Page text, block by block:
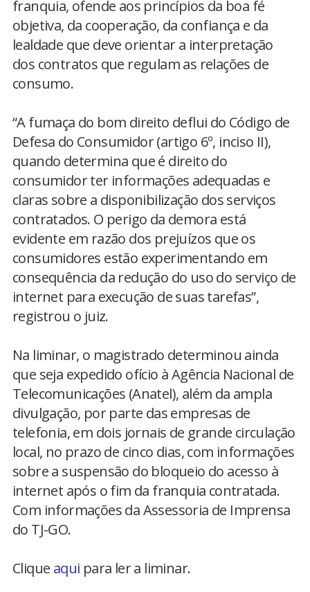
franquia, ofende aos princípios da boa fé
objetiva, da cooperação, da confiança e da
lealdade que deve orientar a interpretação
dos contratos que regulam as relações de
consumo.
“A fumaça do bom direito deflui do Código de
Defesa do Consumidor (artigo 6º, inciso II),
quando determina que é direito do
consumidor ter informações adequadas e
claras sobre a disponibilização dos serviços
contratados. O perigo da demora está
evidente em razão dos prejuízos que os
consumidores estão experimentando em
consequência da redução do uso do serviço de
internet para execução de suas tarefas”,
registrou o juiz.
Na liminar, o magistrado determinou ainda
que seja expedido ofício à Agência Nacional de
Telecomunicações (Anatel), além da ampla
divulgação, por parte das empresas de
telefonia, em dois jornais de grande circulação
local, no prazo de cinco dias, com informações
sobre a suspensão do bloqueio do acesso à
internet após o fim da franquia contratada.
Com informações da Assessoria de Imprensa
do TJ-GO.
Clique aqui para ler a liminar.